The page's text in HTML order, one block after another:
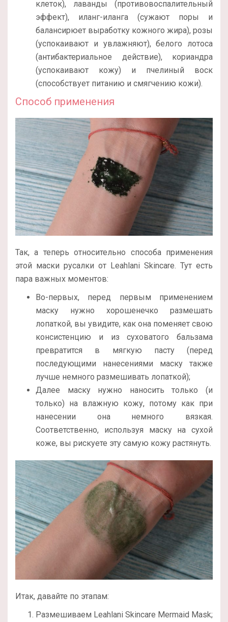
клеток), лаванды (противовоспалительный
эффект), иланг-иланга (сужают поры и
балансирюет выработку кожного жира), розы
(успокаивают и увлажняют), белого лотоса
(антибактериальное действие), кориандра
(успокаивают кожу) и пчелиный воск
(способствует питанию и смягчению кожи).
Способ применения
Так, а теперь относительно способа применения
этой маски русалки от Leahlani Skincare. Тут есть
пара важных моментов:
Во-первых, перед первым применением
маску нужно хорошенечко размешать
лопаткой, вы увидите, как она поменяет свою
консистенцию и из суховатого бальзама
превратится в мягкую пасту (перед
последующими нанесениями маску также
лучше немного размешивать лопаткой);
Далее маску нужно наносить только (и
только) на влажную кожу, потому как при
нанесении она немного вязкая.
Соответственно, используя маску на сухой
коже, вы рискуете эту самую кожу растянуть.
Итак, давайте по этапам:
Размешиваем Leahlani Skincare Mermaid Mask;